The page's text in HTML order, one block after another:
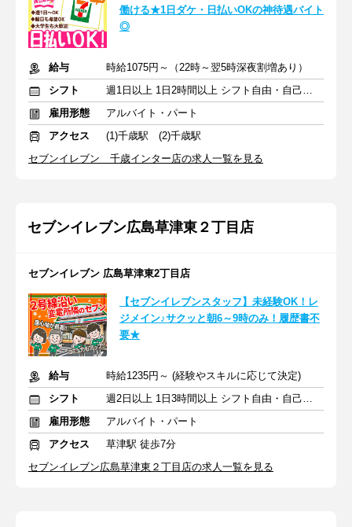
働ける★1日ダケ・日払いOKの神待遇バイト
◎
給与
時給1075円～（22時～翌5時深夜割増あり）
シフト
週1日以上 1日2時間以上 シフト自由・自己申告
雇用形態
アルバイト・パート
アクセス
(1)千歳駅 (2)千歳駅
セブンイレブン 千歳インター店の求人一覧を見る
セブンイレブン広島草津東２丁目店
セブンイレブン 広島草津東2丁目店
【セブンイレブンスタッフ】未経験OK！レ
ジメイン♪サクッと朝6～9時のみ！履歴書不
要★
給与
時給1235円～ (経験やスキルに応じて決定)
シフト
週2日以上 1日3時間以上 シフト自由・自己申告
雇用形態
アルバイト・パート
アクセス
草津駅 徒歩7分
セブンイレブン広島草津東２丁目店の求人一覧を見る